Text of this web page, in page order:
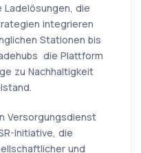
Ladelösungen, die
integrieren
Stationen bis
die Plattform
zu Nachhaltigkeit
Versorgungsdienst
Initiative, die
und